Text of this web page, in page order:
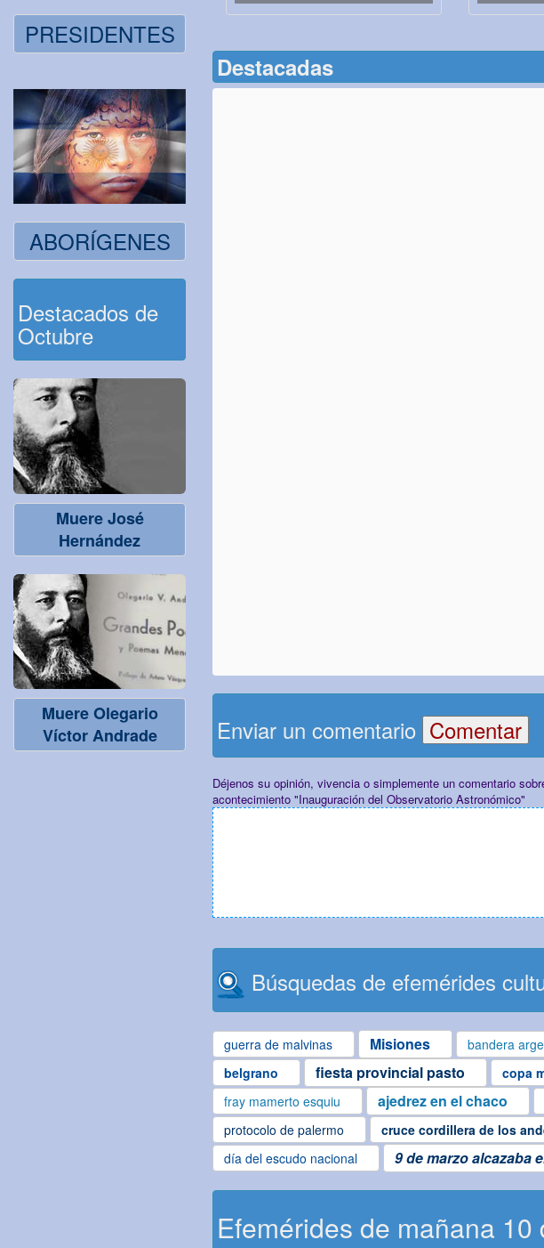
PRESIDENTES
ABORÍGENES
Destacados de
Octubre
Muere José
Hernández
Muere Olegario
Víctor Andrade
Destacadas
Enviar un comentario
Déjenos su opinión, vivencia o simplemente un comentario
acontecimiento "Inauguración del Observatorio Astronómico"
Búsquedas de efemérides
guerra de malvinas Misiones bandera
belgrano
fiesta provincial pasto copa
fray mamerto esquiu
ajedrez en el chaco
protocolo de palermo
cruce cordillera de los
día del escudo nacional 9 de marzo alcazaba
Efemérides de mañana 10